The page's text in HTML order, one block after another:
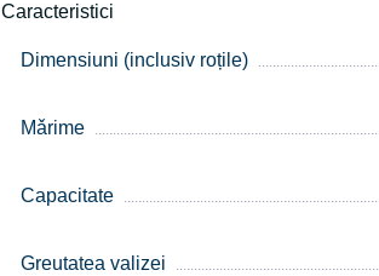
Caracteristici
Dimensiuni (inclusiv roțile)
Mǎrime
Capacitate
Greutatea valizei